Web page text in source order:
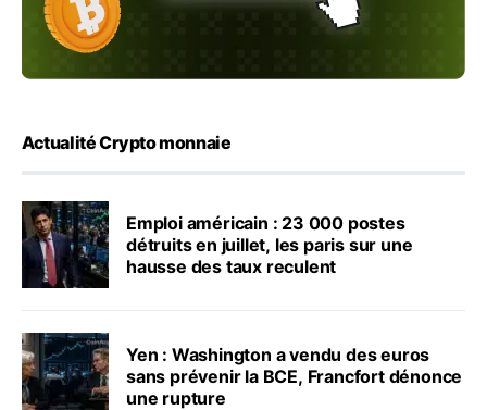
Actualité Crypto monnaie
Emploi américain : 23 000 postes
détruits en juillet, les paris sur une
hausse des taux reculent
Yen : Washington a vendu des euros
sans prévenir la BCE, Francfort dénonce
une rupture